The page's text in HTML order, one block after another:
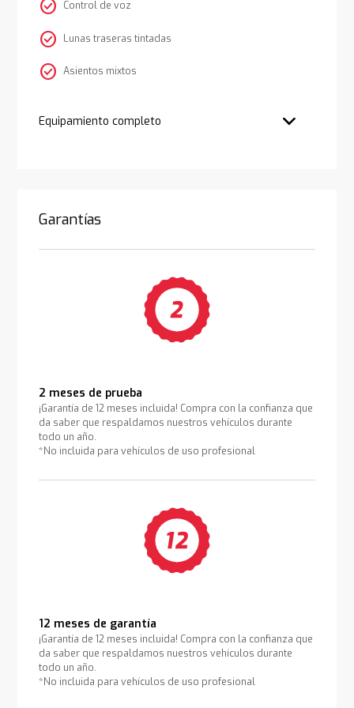
check_circle Control de voz
check_circle Lunas traseras tintadas
check_circle Asientos mixtos
Equipamiento completo
Garantías
2 meses de prueba
¡Garantía de 12 meses incluida! Compra con la confianza que
da saber que respaldamos nuestros vehículos durante
todo un año.
*No incluida para vehículos de uso profesional
12 meses de garantía
¡Garantía de 12 meses incluida! Compra con la confianza que
da saber que respaldamos nuestros vehículos durante
todo un año.
*No incluida para vehículos de uso profesional